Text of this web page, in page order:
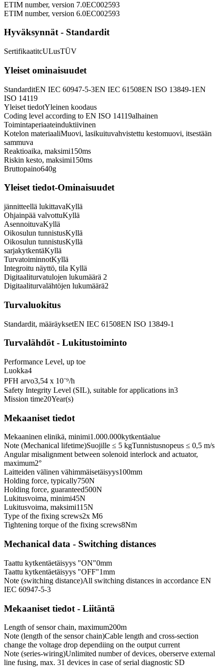
ETIM number, version 7.0EC002593
ETIM number, version 6.0EC002593
Hyväksynnät - Standardit
SertifikaatitcULusTÜV
Yleiset ominaisuudet
StandarditEN IEC 60947-5-3EN IEC 61508EN ISO 13849-1EN
ISO 14119
Yleiset tiedotYleinen koodaus
Coding level according to EN ISO 14119alhainen
Toimintaperiaateinduktiivinen
Kotelon materiaaliMuovi, lasikuituvahvistettu kestomuovi, itsestään
sammuva
Reaktioaika, maksimi150ms
Riskin kesto, maksimi150ms
Bruttopaino640g
Yleiset tiedot-Ominaisuudet
jännitteellä lukittavaKyllä
Ohjainpää valvottuKyllä
AsennoituvaKyllä
Oikosulun tunnistusKyllä
Oikosulun tunnistusKyllä
sarjakytkentäKyllä
TurvatoiminnotKyllä
Integroitu näyttö, tila Kyllä
Digitaaliturvatulojen lukumäärä 2
Digitaaliturvalähtöjen lukumäärä2
Turvaluokitus
Standardit, määräyksetEN IEC 61508EN ISO 13849-1
Turvalähdöt - Lukitustoiminto
Performance Level, up toe
Luokka4
PFH arvo3,54 x 10⁻⁹/h
Safety Integrity Level (SIL), suitable for applications in3
Mission time20Year(s)
Mekaaniset tiedot
Mekaaninen elinikä, minimi1.000.000kytkentäalue
Note (Mechanical lifetime)Suojille ≤ 5 kgTunnistusnopeus ≤ 0,5 m/s
Angular misalignment between solenoid interlock and actuator,
maximum2°
Laitteiden välinen vähimmäisetäisyys100mm
Holding force, typically750N
Holding force, guaranteed500N
Lukitusvoima, minimi45N
Lukitusvoima, maksimi115N
Type of the fixing screws2x M6
Tightening torque of the fixing screws8Nm
Mechanical data - Switching distances
Taattu kytkentäetäisyys "ON"0mm
Taattu kytkentäetäisyys "OFF"1mm
Note (switching distance)All switching distances in accordance EN
IEC 60947-5-3
Mekaaniset tiedot - Liitäntä
Length of sensor chain, maximum200m
Note (length of the sensor chain)Cable length and cross-section
change the voltage drop dependiing on the output current
Note (series-wiring)Unlimited number of devices, oberserve external
line fusing, max. 31 devices in case of serial diagnostic SD